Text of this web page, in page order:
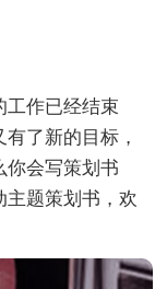
作已经结束
了新的目标，
你会写策划书
主题策划书，欢